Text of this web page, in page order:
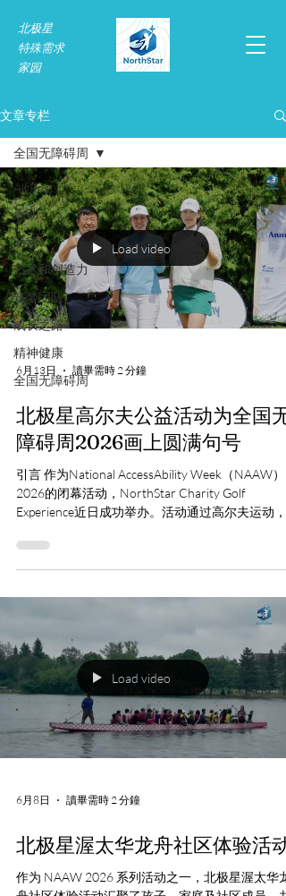
北极星
特殊需求​
家园
文章专栏
All Posts
运动
活动
艺术和创造力
筑梦团队
成长之路
精神健康
全国无障碍周
全国无障碍周
Load video
6月13日 讀畢需時 2 分鐘
北极星高尔夫公益活动为全国无
障碍周2026画上圆满句号
引言 作为National AccessAbility Week（NAAW）
2026的闭幕活动，NorthStar Charity Golf
Experience近日成功举办。活动通过高尔夫运动，
的交流与参与平台，进一步倡导无障碍、包容和社
区参与的理念。 通过运动促进参与与连接 活动当
训练。在专业教练和志愿者的陪伴与指导下，儿
童、家长及社区成员共同体验高尔夫运动的乐趣。
与传统竞技活动不同，本次活动更加注重参与体验
和互动交流。参与者按照自己的节奏学习和体验高
尔夫，在轻松愉快的氛围中掌握基础技巧、结识新
朋友，并与社区建立更深层次的连接。 NAAW
闭幕典礼顺利举行 高尔夫体验活动结束后，2026
家无障碍周闭幕晚宴正式举行。 活动回顾了无障碍
周期间开展的系列社区活动，并向参与者、志愿者
Swing”等趣味奖项，为活动增添了欢乐气氛。 列治
Load video
6月8日 讀畢需時 2 分鐘
北极星渥太华龙舟社区体验活动
作为 NAAW 2026 系列活动之一，北极星渥太华龙